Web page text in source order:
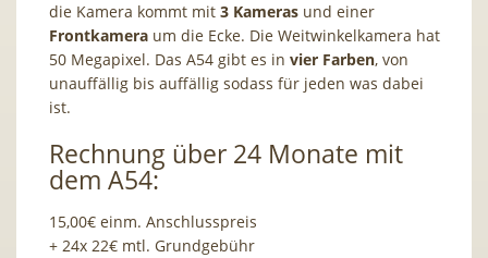
die Kamera kommt mit 3 Kameras und einer
Frontkamera um die Ecke. Die Weitwinkelkamera hat
50 Megapixel. Das A54 gibt es in vier Farben, von
unauffällig bis auffällig sodass für jeden was dabei
ist.
Rechnung über 24 Monate mit
dem A54:
15,00€ einm. Anschlusspreis
+ 24x 22€ mtl. Grundgebühr